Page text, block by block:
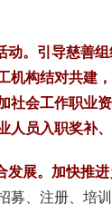
。引导慈善
机构结对共建
社会工作职业
人员入职奖补
展。加快推
募、注册、培